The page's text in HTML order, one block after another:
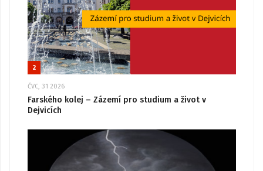
2
ČVC, 31 2026
Farského kolej – Zázemí pro studium a život v
Dejvicích